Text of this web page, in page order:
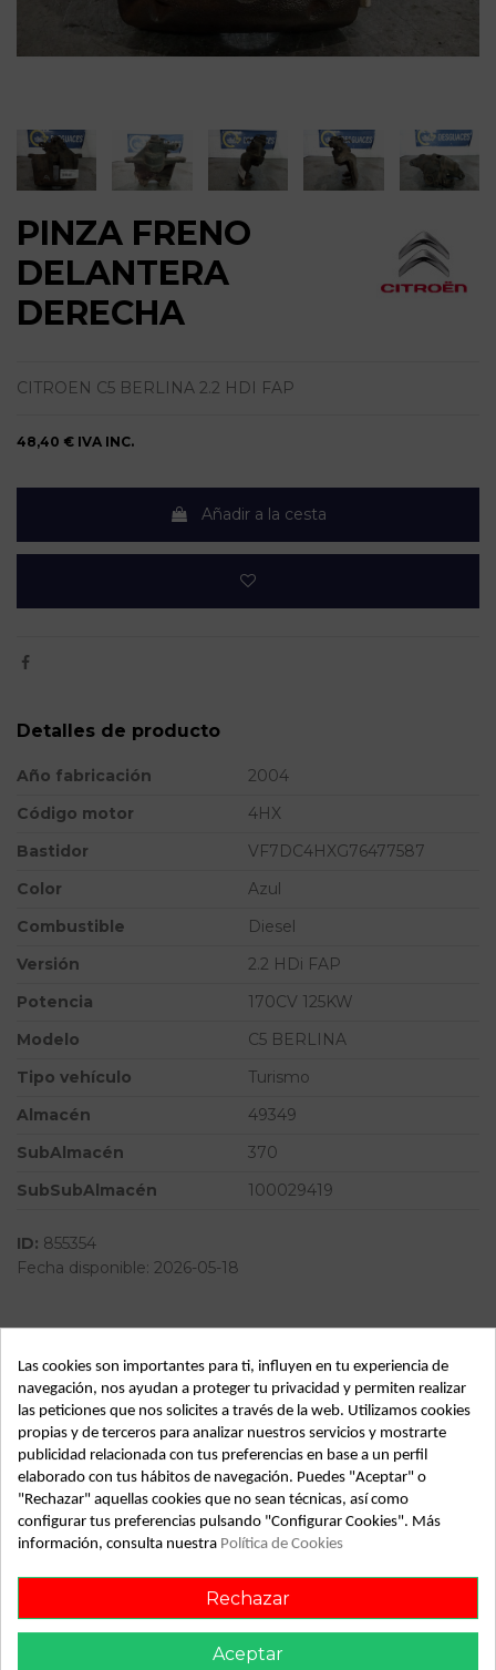
PINZA FRENO
DELANTERA
DERECHA
CITROEN C5 BERLINA 2.2 HDI FAP
48,40 € IVA INC.
Añadir a la cesta
Detalles de producto
Año fabricación
2004
Código motor
4HX
Bastidor
VF7DC4HXG76477587
Color
Azul
Combustible
Diesel
Versión
2.2 HDi FAP
Potencia
170CV 125KW
Modelo
C5 BERLINA
Tipo vehículo
Turismo
Almacén
49349
SubAlmacén
370
SubSubAlmacén
100029419
ID: 855354
Fecha disponible: 2026-05-18
Recambio de pinza freno delantera derecha para citroen c5
berlina 2.2 hdi fap referencia OEM IAM
Vehículo de origen
Las cookies son importantes para ti, influyen en tu experiencia de
navegación, nos ayudan a proteger tu privacidad y permiten realizar
las peticiones que nos solicites a través de la web. Utilizamos cookies
propias y de terceros para analizar nuestros servicios y mostrarte
publicidad relacionada con tus preferencias en base a un perfil
elaborado con tus hábitos de navegación. Puedes "Aceptar" o
"Rechazar" aquellas cookies que no sean técnicas, así como
configurar tus preferencias pulsando "Configurar Cookies". Más
información, consulta nuestra Política de Cookies
Rechazar
Aceptar